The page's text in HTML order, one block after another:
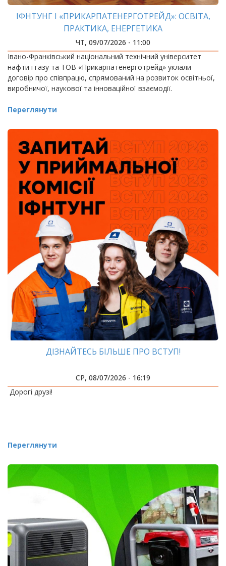
ІФНТУНГ І «ПРИКАРПАТЕНЕРГОТРЕЙД»: ОСВІТА,
ПРАКТИКА, ЕНЕРГЕТИКА
ЧТ, 09/07/2026 - 11:00
Івано-Франківський національний технічний університет
нафти і газу та ТОВ «Прикарпатенерготрейд» уклали
договір про співпрацю, спрямований на розвиток освітньої,
виробничої, наукової та інноваційної взаємодії.
Переглянути
ДІЗНАЙТЕСЬ БІЛЬШЕ ПРО ВСТУП!
СР, 08/07/2026 - 16:19
Дорогі друзі!
Переглянути